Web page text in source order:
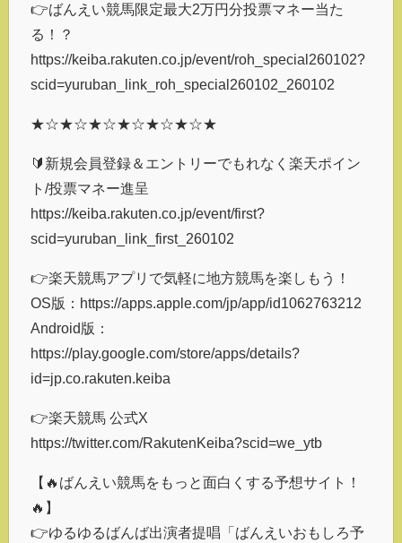
👉ばんえい競馬限定最大2万円分投票マネー当た
る！？
https://keiba.rakuten.co.jp/event/roh_special260102?
scid=yuruban_link_roh_special260102_260102
★☆★☆★☆★☆★☆★☆★
🔰新規会員登録＆エントリーでもれなく楽天ポイン
ト/投票マネー進呈
https://keiba.rakuten.co.jp/event/first?
scid=yuruban_link_first_260102
👉楽天競馬アプリで気軽に地方競馬を楽しもう！
OS版：https://apps.apple.com/jp/app/id1062763212
Android版：
https://play.google.com/store/apps/details?
id=jp.co.rakuten.keiba
👉楽天競馬 公式X
https://twitter.com/RakutenKeiba?scid=we_ytb
【🔥ばんえい競馬をもっと面白くする予想サイト！
🔥】
👉ゆるゆるばんば出演者提唱「ばんえいおもしろ予